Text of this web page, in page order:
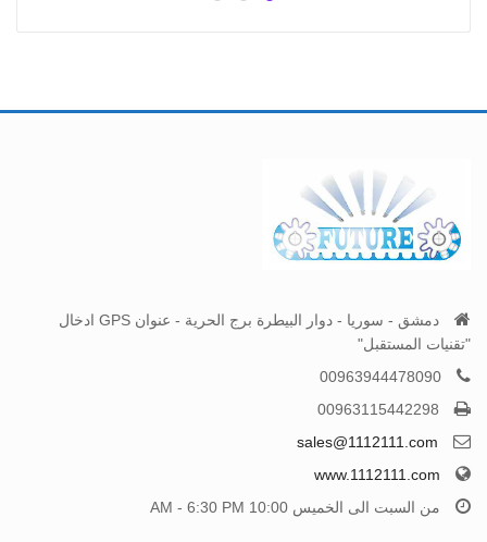
دمشق - سوريا - دوار البيطرة برج الحرية - عنوان GPS ادخال
"تقنيات المستقبل"
00963944478090
00963115442298
sales@1112111.com
www.1112111.com
من السبت الى الخميس 10:00 AM - 6:30 PM